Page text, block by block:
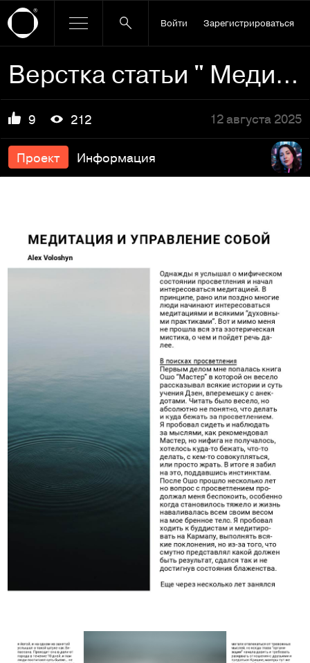
Войти Зарегистрироваться
Верстка статьи " Медитация и управление собой"
9 212 12 августа 2025
Проект Информация